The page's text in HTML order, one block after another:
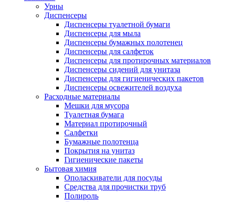
Урны
Диспенсеры
Диспенсеры туалетной бумаги
Диспенсеры для мыла
Диспенсеры бумажных полотенец
Диспенсеры для салфеток
Диспенсеры для протирочных материалов
Диспенсеры сидений для унитаза
Диспенсеры для гигиенических пакетов
Диспенсеры освежителей воздуха
Расходные материалы
Мешки для мусора
Туалетная бумага
Материал протирочный
Салфетки
Бумажные полотенца
Покрытия на унитаз
Гигиенические пакеты
Бытовая химия
Ополаскиватели для посуды
Средства для прочистки труб
Полироль